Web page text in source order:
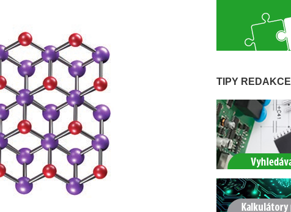
TIPY REDAKCE